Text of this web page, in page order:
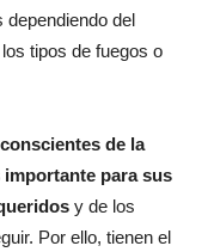
dependiendo del
tipos de fuegos o
de la
para sus
y de los
Por ello, tienen el